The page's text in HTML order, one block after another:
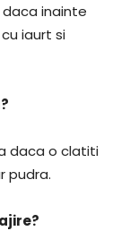
inainte
iaurt si
daca o clatiti
pudra.